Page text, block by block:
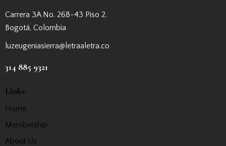
Carrera 3A No. 26B-43 Piso 2.
Bogotá, Colombia
luzeugeniasierra@letraaletra.co
314 885 9321
Links
Home
Membership
About Us